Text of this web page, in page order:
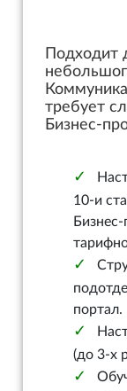
Подходит
требует
Бизнес-
10-и
портал.
(до 3-х